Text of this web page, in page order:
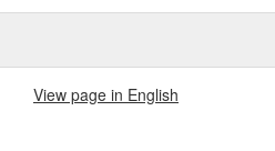
View page in English